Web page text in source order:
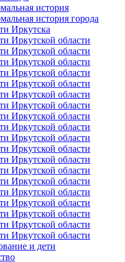
история
история города
Иркутска
Иркутской области
Иркутской области
Иркутской области
Иркутской области
Иркутской области
Иркутской области
Иркутской области
Иркутской области
Иркутской области
Иркутской области
Иркутской области
Иркутской области
Иркутской области
Иркутской области
Иркутской области
Иркутской области
Иркутской области
Иркутской области
Иркутской области
и дети